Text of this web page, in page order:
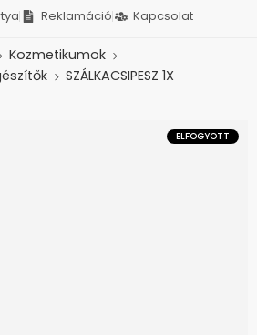
Reklamáció Kapcsolat
Kozmetikumok
SZÁLKACSIPESZ 1X
ELFOGYOTT